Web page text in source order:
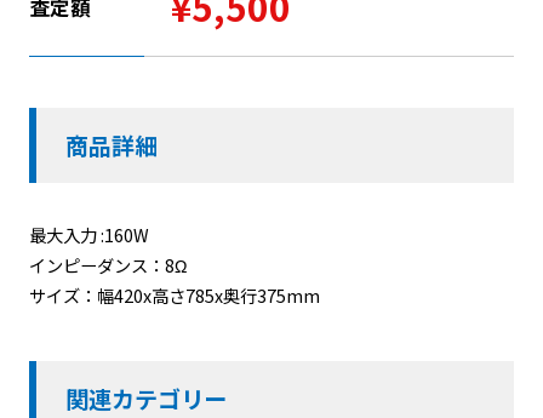
査定額
商品詳細
最大入力 :160W
インピーダンス：8Ω
サイズ：幅420x高さ785x奥行375mm
関連カテゴリー